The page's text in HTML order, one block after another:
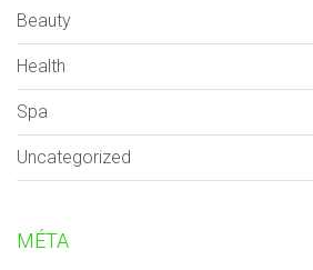
Beauty
Health
Spa
Uncategorized
MÉTA